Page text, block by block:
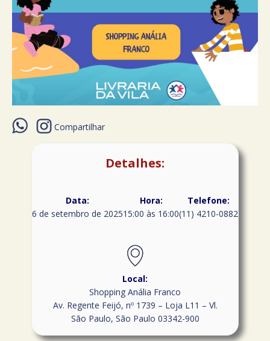
Compartilhar
Detalhes:
Data:
6 de setembro de 2025
Hora:
15:00 às 16:00
Telefone:
(11) 4210-0882
Local:
Shopping Anália Franco
Av. Regente Feijó, nº 1739 – Loja L11 – Vl.
São Paulo, São Paulo 03342-900